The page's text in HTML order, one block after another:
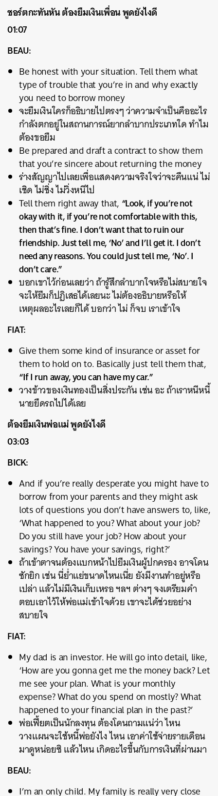
ชอร์ตกะทันหัน ต้องยืมเงินเพื่อน พูดยังไงดี
01:07
BEAU:
Be honest with your situation. Tell them what
type of trouble that you’re in and why exactly
you need to borrow money
จะยืมเงินใครก็อธิบายไปตรงๆ ว่าความจำเป็นคืออะไร
กำลังตกอยู่ในสถานการณ์ยากลำบากประเภทใด ทำไม
ต้องขอยืม
Be prepared and draft a contract to show them
that you’re sincere about returning the money
ร่างสัญญาไปเลยเพื่อแสดงความจริงใจว่าจะคืนแน่ ไม่
เชิด ไม่ชิ่ง ไม่วิ่งหนีไป
Tell them right away that, “Look, if you’re not
okay with it, if you’re not comfortable with this,
then that’s fine. I don’t want that to ruin our
friendship. Just tell me, ‘No’ and I’ll get it. I don’t
need any reasons. You could just tell me, ‘No’. I
don’t care.”
บอกเขาไว้ก่อนเลยว่า ถ้ารู้สึกลำบากใจหรือไม่สบายใจ
จะให้ยืมก็ปฏิเสธได้เลยนะ ไม่ต้องอธิบายหรือให้
เหตุผลอะไรเลยก็ได้ บอกว่า ไม่ ก็จบ เราเข้าใจ
FIAT:
Give them some kind of insurance or asset for
them to hold on to. Basically just tell them that,
“If I run away, you can have my car.”
วางข้าวของเงินทองเป็นสิ่งประกัน เช่น อะ ถ้าเราหนีหนี้
นายยึดรถไปได้เลย
ต้องยืมเงินพ่อแม่ พูดยังไงดี
03:03
BICK:
And if you’re really desperate you might have to
borrow from your parents and they might ask
lots of questions you don’t have answers to, like,
‘What happened to you? What about your job?
Do you still have your job? How about your
savings? You have your savings, right?’
ถ้าเข้าตาจนต้องแบกหน้าไปยืมเงินผู้ปกครอง อาจโดน
ซักยิก เช่น นี่ย่ำแย่ขนาดไหนเนี่ย ยังมีงานทำอยู่หรือ
เปล่า แล้วไม่มีเงินเก็บเหรอ ฯลฯ ต่างๆ จงเตรียมคำ
ตอบเอาไว้ให้พ่อแม่เข้าใจด้วย เขาจะได้ช่วยอย่าง
สบายใจ
FIAT:
My dad is an investor. He will go into detail, like,
‘How are you gonna get me the money back? Let
me see your plan. What is your monthly
expense? What do you spend on mostly? What
happened to your financial plan in the past?’
พ่อเฟี้ยตเป็นนักลงทุน ต้องโดนถามแน่ว่า ไหน
วางแผนจะใช้หนี้พ่อยังไง ไหน เอาค่าใช้จ่ายรายเดือน
มาดูหน่อยซิ แล้วไหน เกิดอะไรขึ้นกับการเงินที่ผ่านมา
BEAU:
I’m an only child. My family is really very close